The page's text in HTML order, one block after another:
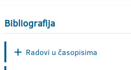
Bibliografija
Radovi u časopisima